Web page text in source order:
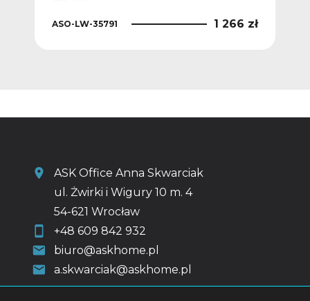
ASO-LW-35791 1 266 zł
ASK Office Anna Skwarciak
ul. Żwirki i Wigury 10 m. 4
54-621 Wrocław
+48 609 842 932
biuro@askhome.pl
a.skwarciak@askhome.pl